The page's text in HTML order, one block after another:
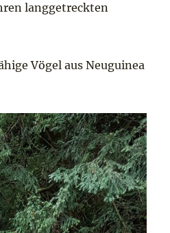
langgetreckten
Vögel aus Neuguinea